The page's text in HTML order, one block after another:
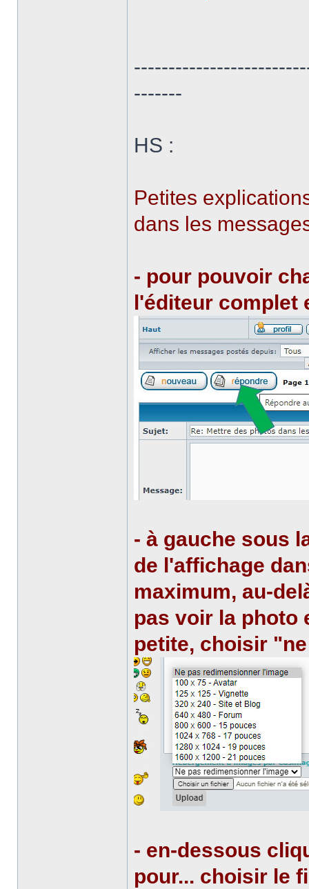
-------
HS :
Petites
dans les
- pour pouvoir
l'éditeur complet
- à gauche sous
de l'affichage
maximum, au-
pas voir la photo
petite, choisir
- en-dessous
pour... choisir le